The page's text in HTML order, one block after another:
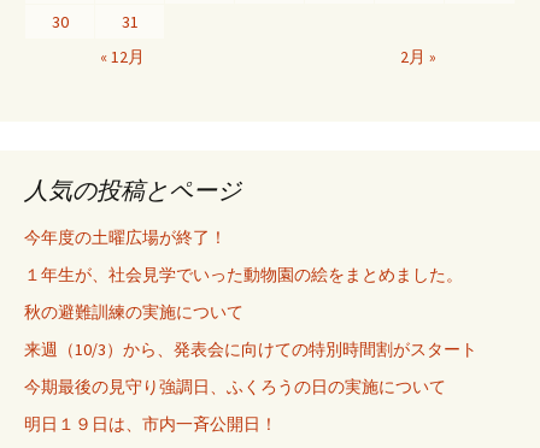
30
31
« 12月
2月 »
人気の投稿とページ
今年度の土曜広場が終了！
１年生が、社会見学でいった動物園の絵をまとめました。
秋の避難訓練の実施について
来週（10/3）から、発表会に向けての特別時間割がスタート
今期最後の見守り強調日、ふくろうの日の実施について
明日１９日は、市内一斉公開日！